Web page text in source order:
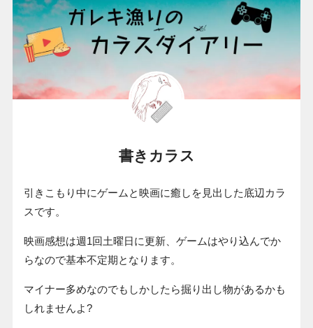
書きカラス
引きこもり中にゲームと映画に癒しを見出した底辺カラ
スです。
映画感想は週1回土曜日に更新、ゲームはやり込んでか
らなので基本不定期となります。
マイナー多めなのでもしかしたら掘り出し物があるかも
しれませんよ?